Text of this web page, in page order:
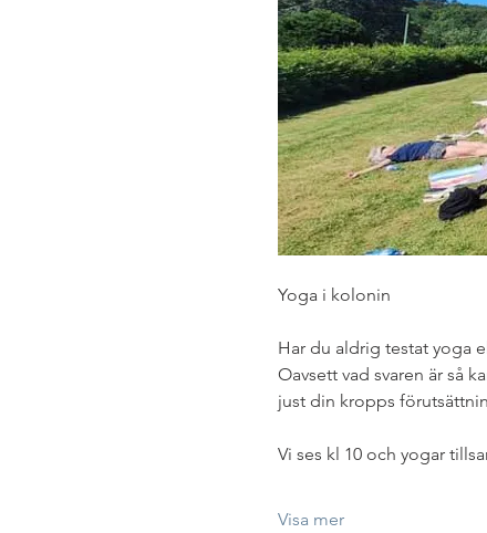
Yoga i kolonin
Har du aldrig testat yoga
Oavsett vad svaren är så
just din kropps
Vi ses kl 10 och yogar
Visa mer